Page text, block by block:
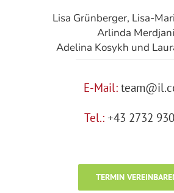
Lisa Grünberger, Lisa-
Arlinda
Adelina Kosykh und
E-Mail:
Tel.: +43 2732
TERMIN